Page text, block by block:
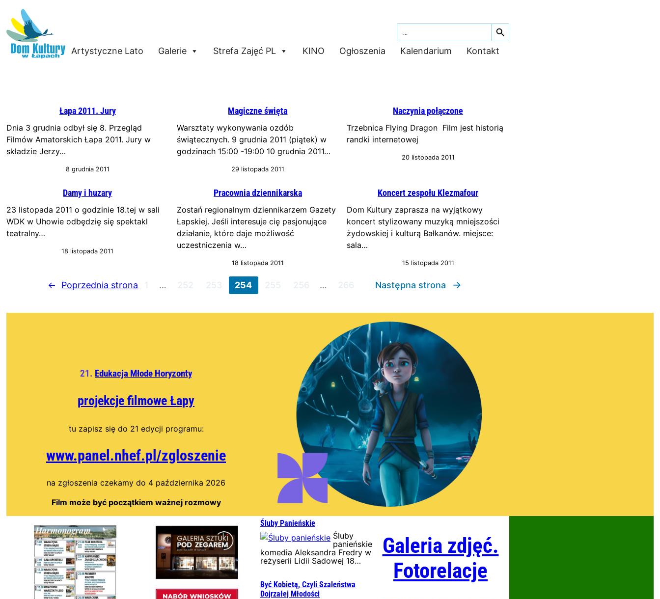
Search
for:
Search Button
Artystyczne Lato Galerie Strefa Zajęć PL KINO Ogłoszenia Kalendarium Kontakt
Łapa 2011. Jury
Dnia 3 grudnia odbył się 8. Przegląd
Filmów Amatorskich Łapa 2011. Jury w
składzie Jerzy…
8 grudnia 2011
Magiczne święta
Warsztaty wykonywania ozdób
świątecznych. 9 grudnia 2011 (piątek) w
godzinach 15:00 -19:00 10 grudnia 2011…
29 listopada 2011
Naczynia połączone
Trzebnica Flying Dragon Film jest historią
randki internetowej
20 listopada 2011
Damy i huzary
23 listopada 2011 o godzinie 18.tej w sali
WDK w Uhowie odbędzię się spektakl
teatralny…
18 listopada 2011
Pracownia dziennikarska
Zostań regionalnym dziennikarzem Gazety
Łapskiej. Jeśli interesuje cię pasjonujące
działanie, które daje możliwość
uczestniczenia w…
18 listopada 2011
Koncert zespołu Klezmafour
Dom Kultury zaprasza na wyjątkowy
koncert stylizowany muzyką mniejszości
żydowskiej i kulturą Bałkanów. miejsce:
sala…
15 listopada 2011
← Poprzednia strona 1 … 252 253 254 255 256 … 266 Następna strona →
21. Edukacja Młode Horyzonty
projekcje filmowe Łapy
tu zapisz się do 21 edycji programu:
www.panel.nhef.pl/zgloszenie
na zgłoszenia czekamy do 4 października 2026
Film może być początkiem ważnej rozmowy
Śluby Panieńskie
Śluby
panieńskie
komedia Aleksandra Fredry w
reżyserii Lidii Sadowej 18…
Być Kobietą, Czyli Szaleństwa
Dojrzałej Młodości
Galeria zdjęć.
Fotorelacje